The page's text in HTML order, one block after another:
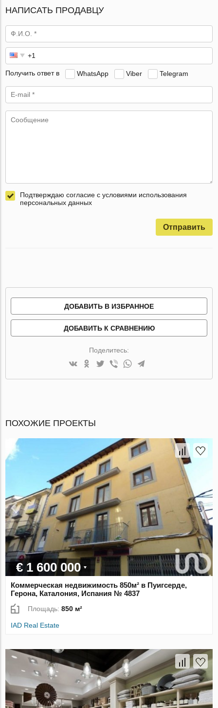
НАПИСАТЬ ПРОДАВЦУ
Получить ответ в WhatsApp Viber Telegram
Подтверждаю согласие с условиями использования
персональных данных
Отправить
ДОБАВИТЬ В ИЗБРАННОЕ
ДОБАВИТЬ К СРАВНЕНИЮ
Поделитесь:
ПОХОЖИЕ ПРОЕКТЫ
€ 1 600 000
Коммерческая недвижимость 850м² в Пуигсерде,
Герона, Каталония, Испания № 4837
Площадь:850 м²
IAD Real Estate